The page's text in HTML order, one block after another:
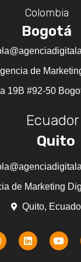
Colombia
Bogotá
de
19B #92-50
Ecuador
Quito
de Marketing
Quito,